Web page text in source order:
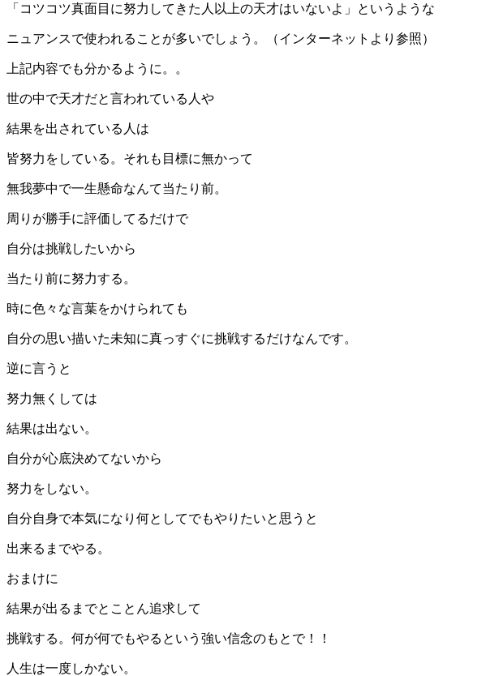
「コツコツ真面目に努力してきた人以上の天才はいないよ」というような
ニュアンスで使われることが多いでしょう。（インターネットより参照）
上記内容でも分かるように。。
世の中で天才だと言われている人や
結果を出されている人は
皆努力をしている。それも目標に無かって
無我夢中で一生懸命なんて当たり前。
周りが勝手に評価してるだけで
自分は挑戦したいから
当たり前に努力する。
時に色々な言葉をかけられても
自分の思い描いた未知に真っすぐに挑戦するだけなんです。
逆に言うと
努力無くしては
結果は出ない。
自分が心底決めてないから
努力をしない。
自分自身で本気になり何としてでもやりたいと思うと
出来るまでやる。
おまけに
結果が出るまでとことん追求して
挑戦する。何が何でもやるという強い信念のもとで！！
人生は一度しかない。